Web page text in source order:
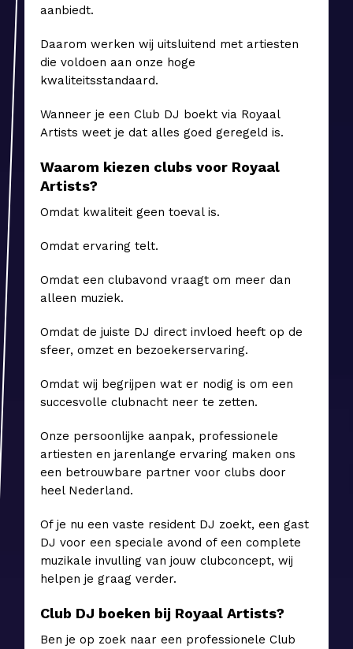
aanbiedt.
Daarom werken wij uitsluitend met artiesten
die voldoen aan onze hoge
kwaliteitsstandaard.
Wanneer je een Club DJ boekt via Royaal
Artists weet je dat alles goed geregeld is.
Waarom kiezen clubs voor Royaal
Artists?
Omdat kwaliteit geen toeval is.
Omdat ervaring telt.
Omdat een clubavond vraagt om meer dan
alleen muziek.
Omdat de juiste DJ direct invloed heeft op de
sfeer, omzet en bezoekerservaring.
Omdat wij begrijpen wat er nodig is om een
succesvolle clubnacht neer te zetten.
Onze persoonlijke aanpak, professionele
artiesten en jarenlange ervaring maken ons
een betrouwbare partner voor clubs door
heel Nederland.
Of je nu een vaste resident DJ zoekt, een gast
DJ voor een speciale avond of een complete
muzikale invulling van jouw clubconcept, wij
helpen je graag verder.
Club DJ boeken bij Royaal Artists?
Ben je op zoek naar een professionele Club